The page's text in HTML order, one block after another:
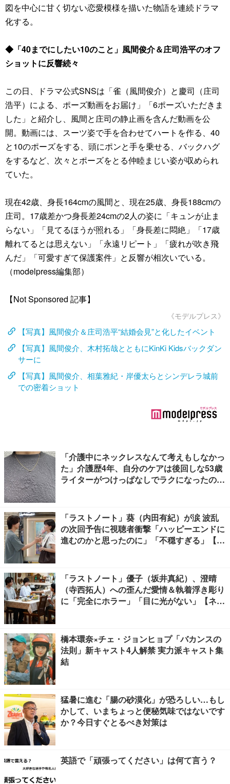
図を中心に甘く切ない恋愛模様を描いた物語を連続ドラマ
化する。
◆「40までにしたい10のこと」風間俊介＆庄司浩平のオフ
ショットに反響続々
この日、ドラマ公式SNSは「雀（風間俊介）と慶司（庄司
浩平）による、ポーズ動画をお届け」「6ポーズいただきま
した」と紹介し、風間と庄司の静止画を含んだ動画を公
開。動画には、スーツ姿で手を合わせてハートを作る、40
と10のポーズをする、頭にポンと手を乗せる、バックハグ
をするなど、次々とポーズをとる仲睦まじい姿が収められ
ていた。
現在42歳、身長164cmの風間と、現在25歳、身長188cmの
庄司。17歳差かつ身長差24cmの2人の姿に「キュンが止ま
らない」「見てるほうが照れる」「身長差に悶絶」「17歳
離れてるとは思えない」「永遠リピート」「疲れが吹き飛
んだ」「可愛すぎて保護案件」と反響が相次いでいる。
（modelpress編集部）
【Not Sponsored 記事】
《モデルプレス》
【写真】風間俊介＆庄司浩平“結婚会見”と化したイベント
【写真】風間俊介、木村拓哉とともにKinKi Kidsバックダン
サーに
【写真】風間俊介、相葉雅紀・岸優太らとシンデレラ城前
での密着ショット
「介護中にネックレスなんて考えもしなかっ
た」介護歴4年、自分のケアは後回しな53歳
ライターがつけっぱなしでラクになったの
「ラストノート」葵（内田有紀）が涙 波乱
の次回予告に視聴者衝撃「ハッピーエンドに
進むのかと思ったのに」「不穏すぎる」【ネ
「ラストノート」優子（坂井真紀）、澄晴
（寺西拓人）への歪んだ愛情＆執着浮き彫り
に「完全にホラー」「目に光がない」【ネタ
橋本環奈×チェ・ジョンヒョプ「バカンスの
法則」新キャスト4人解禁 実力派キャスト集
結
猛暑に進む「腸の砂漠化」が恐ろしい…もし
かして、いまちょっと便秘気味ではないです
か？今日すぐとるべき対策は
英語で「頑張ってください」は何て言う？